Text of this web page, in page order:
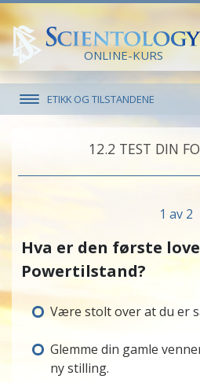
ONLINE-KURS
ETIKK OG TILSTANDENE
12.‎2 TEST DIN
1 av 2
Hva er den første
Powertilstand?
Være stolt over at du er
Glemme din gamle
ny stilling.